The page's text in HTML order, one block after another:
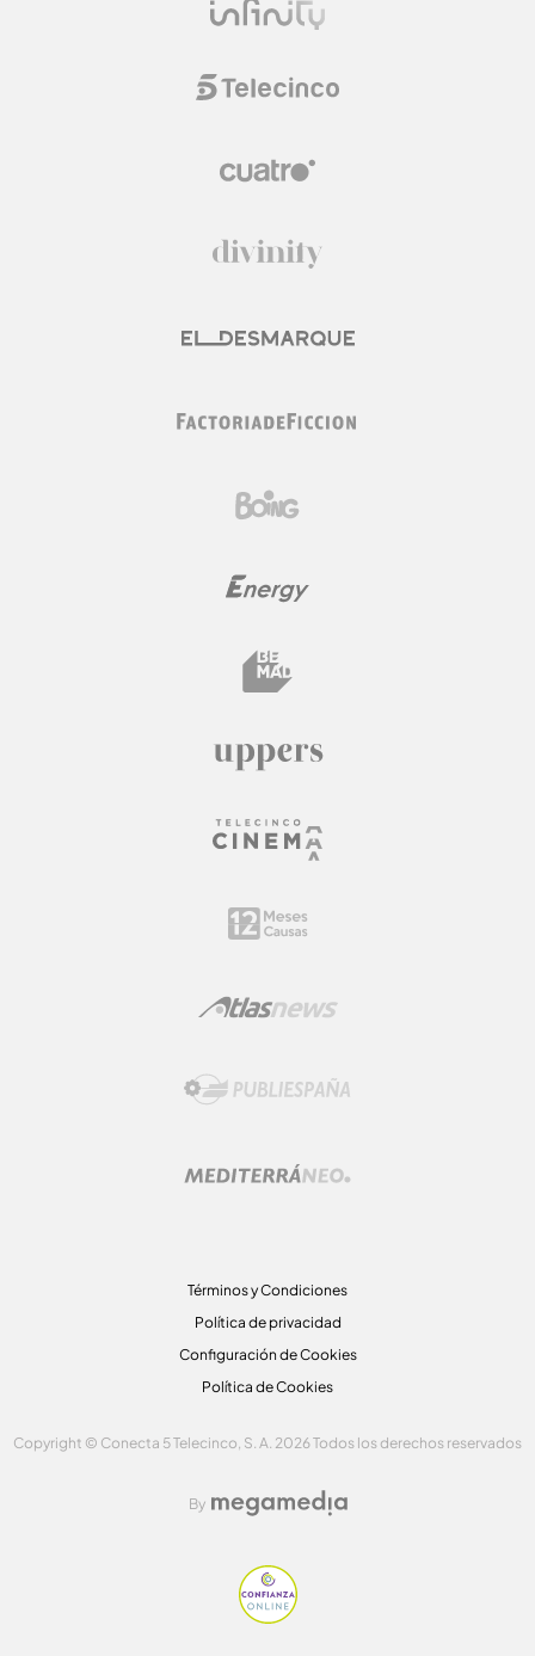
Términos y Condiciones
Política de privacidad
Configuración de Cookies
Política de Cookies
Copyright © Conecta 5 Telecinco, S. A. 2026 Todos los derechos reservados
By